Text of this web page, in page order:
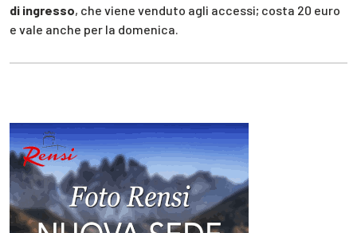
di ingresso, che viene venduto agli accessi; costa 20 euro
e vale anche per la domenica.